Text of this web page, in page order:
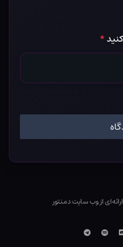
*
ارائه‌ای از وب ‌سایت دمنتور
Discordاسپاتیفایتلگرام